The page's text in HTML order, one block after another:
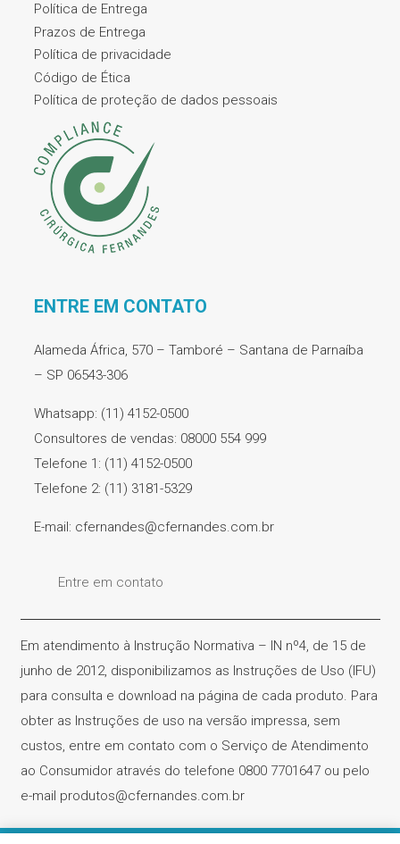
Política de Entrega
Prazos de Entrega
Política de privacidade
Código de Ética
Política de proteção de dados pessoais
ENTRE EM CONTATO
Alameda África, 570 – Tamboré – Santana de Parnaíba
– SP 06543-306
Whatsapp: (11) 4152-0500
Consultores de vendas: 08000 554 999
Telefone 1: (11) 4152-0500
Telefone 2: (11) 3181-5329
E-mail: cfernandes@cfernandes.com.br
Entre em contato
Em atendimento à Instrução Normativa – IN nº4, de 15 de
junho de 2012, disponibilizamos as Instruções de Uso (IFU)
para consulta e download na página de cada produto. Para
obter as Instruções de uso na versão impressa, sem
custos, entre em contato com o Serviço de Atendimento
ao Consumidor através do telefone 0800 7701647 ou pelo
e-mail produtos@cfernandes.com.br